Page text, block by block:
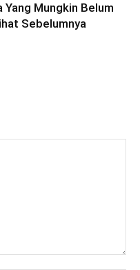
Yang Mungkin Belum
Sebelumnya